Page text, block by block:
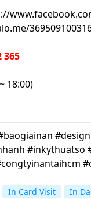
365
18:00)
#inkythuatso
In Card Visit In